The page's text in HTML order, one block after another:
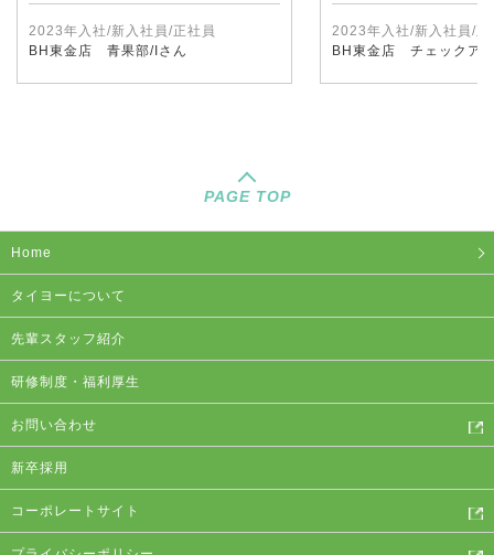
2023年入社/新入社員/正社員
BH東金店 青果部/Iさん
2023年入社/新入社員/正
BH東金店 チェックア
PAGE TOP
Home
タイヨーについて
先輩スタッフ紹介
研修制度・福利厚生
お問い合わせ
新卒採用
コーポレートサイト